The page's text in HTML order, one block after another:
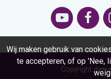
Wij maken gebruik van
te accepteren, of op 'Nee,
Copyright